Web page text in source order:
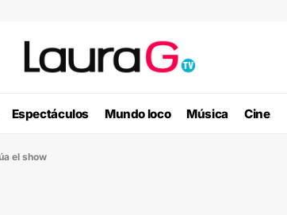
Espectáculos Mundo loco Música Cine
el show